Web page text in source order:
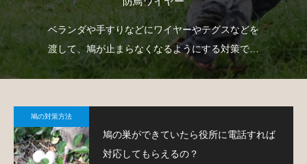
ベランダや手すりなどにワイヤーやテグスなどを
渡して、鳩が止まらなくなるようにする対策で
す。
鳩の対策方法
鳩の巣ができていたら役所に電話すれば
対応してもらえるの？